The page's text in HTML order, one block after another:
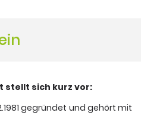
stellt sich kurz vor:
gegründet und gehört mit